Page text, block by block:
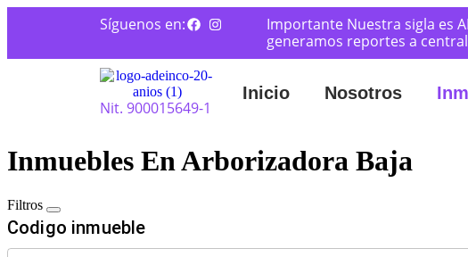
Síguenos en:
Importante Nuestra sigla es
generamos reportes a
Nit. 900015649-1
Inicio Nosotros
Inmuebles En Arborizadora Baja
Filtros